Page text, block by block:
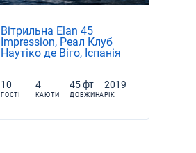
Вітрильна Elan 45
Impression, Реал Клуб
Наутіко де Віго, Іспанія
10
ГОСТІ
4
КАЮТИ
45 фт
ДОВЖИНА
2019
РІК